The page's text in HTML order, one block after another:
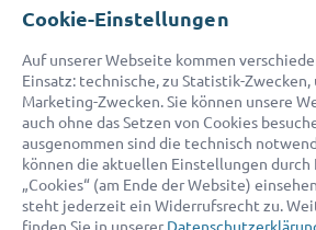
E-Mail:
service@advocado.com
© 2026 advocado - einfach online den
Auszeichnungen:
Cookie-Einstellungen
Auf unserer Webseite kommen
Einsatz: technische, zu Statistik-Zwecken,
Marketing-Zwecken. Sie können unsere
auch ohne das Setzen von Cookies
ausgenommen sind die technisch
können die aktuellen Einstellungen durch
„Cookies“ (am Ende der Website)
steht jederzeit ein Widerrufsrecht zu.
finden Sie in unserer